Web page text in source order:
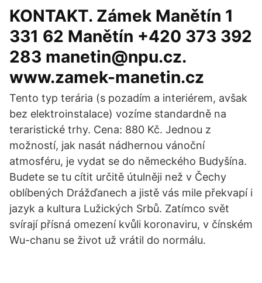
KONTAKT. Zámek Manětín 1
331 62 Manětín +420 373 392
283 manetin@npu.cz.
www.zamek-manetin.cz
Tento typ terária (s pozadím a interiérem, avšak
bez elektroinstalace) vozíme standardně na
teraristické trhy. Cena: 880 Kč. Jednou z
možností, jak nasát nádhernou vánoční
atmosféru, je vydat se do německého Budyšína.
Budete se tu cítit určitě útulněji než v Čechy
oblíbených Drážďanech a jistě vás mile překvapí i
jazyk a kultura Lužických Srbů. Zatímco svět
svírají přísná omezení kvůli koronaviru, v čínském
Wu-chanu se život už vrátil do normálu.